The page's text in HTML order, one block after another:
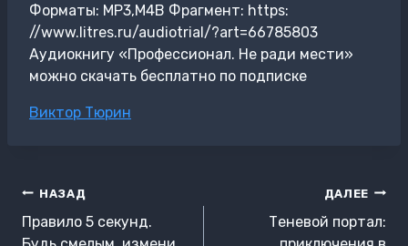
Форматы: MP3,M4B Фрагмент: https:
//www.litres.ru/audiotrial/?art=66785803
Аудиокнигу «Профессионал. Не ради мести»
можно скачать бесплатно по подписке
Метки
Виктор Тюрин
Навигация
по
НАЗАД
Правило 5 секунд.
ДАЛЕЕ
Теневой портал: